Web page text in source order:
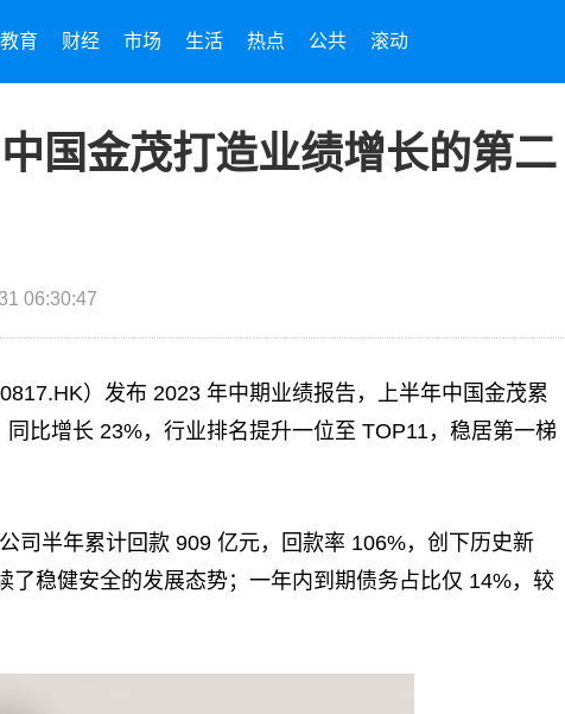
教育 财经 市场 生活 热点 公共 滚动
国金茂打造业绩增长的第二
06:30:47
）发布 2023 年中期业绩报告，上半年中国金茂累
比增长 23%，行业排名提升一位至 TOP11，稳居第一梯
司半年累计回款 909 亿元，回款率 106%，创下历史新
了稳健安全的发展态势；一年内到期债务占比仅 14%，较